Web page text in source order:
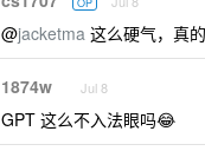
@jacketma 这么硬气，真
1874w Jul 8
GPT 这么不入法眼吗😂